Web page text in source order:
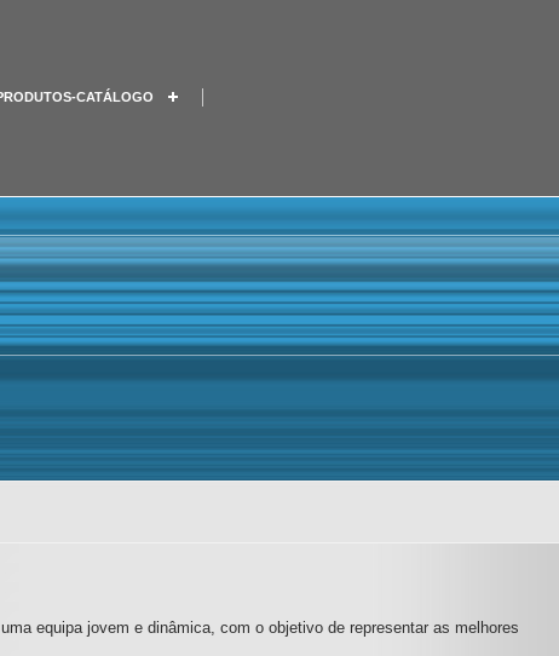
CATÁLOGO
equipa jovem e dinâmica, com o objetivo de representar as melhores